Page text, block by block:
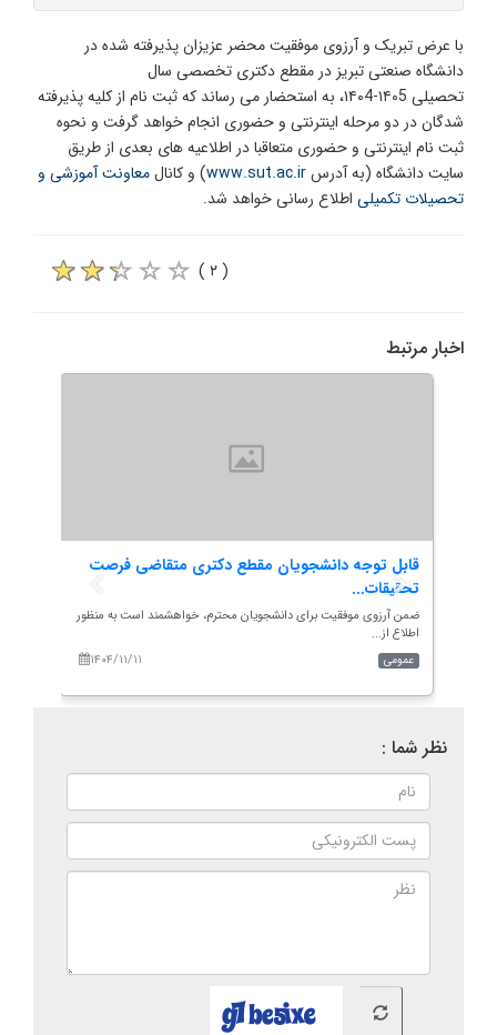
با عرض تبریک و آرزوی موفقیت محضر عزیزان پذیرفته شده در
دانشگاه صنعتی تبریز در مقطع دکتری تخصصی سال
تحصیلی ۱۴۰5-۱۴۰4، به استحضار می رساند که ثبت نام از کلیه پذیرفته
شدگان در دو مرحله اینترنتی و حضوری انجام خواهد گرفت و نحوه
ثبت نام اینترنتی و حضوری متعاقبا در اطلاعیه های بعدی از طریق
سایت دانشگاه (به آدرسwww.sut.ac.ir) و کانالمعاونت آموزشی و
تحصیلات تکمیلی اطلاع رسانی خواهد شد.
( ۲ )
اخبار مرتبط
قابل توجه دانشجویان مقطع دکتری متقاضی فرصت
تحقیقات...
ضمن آرزوی موفقیت برای دانشجویان محترم، خواهشمند است به منظور
اطلاع از...
۱۴۰۴/۱۱/۱۱
عمومی
نظر شما :